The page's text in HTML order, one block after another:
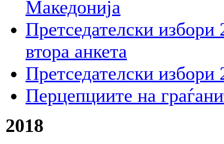
Македонија
Претседателски
втора анкета
Претседателски избори
Перцепциите на
2018